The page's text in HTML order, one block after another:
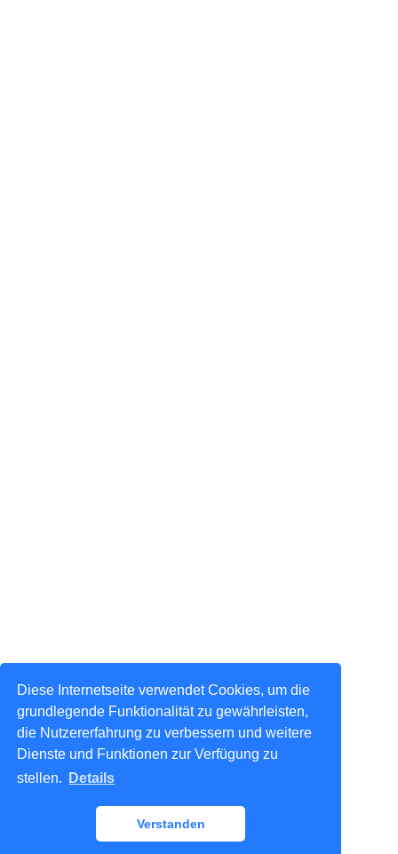
Diese Internetseite verwendet Cookies, um die
grundlegende Funktionalität zu gewährleisten,
die Nutzererfahrung zu verbessern und weitere
Dienste und Funktionen zur Verfügung zu
stellen.
Details
Verstanden